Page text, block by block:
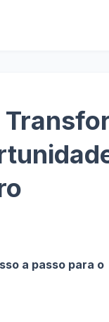
a passo para o